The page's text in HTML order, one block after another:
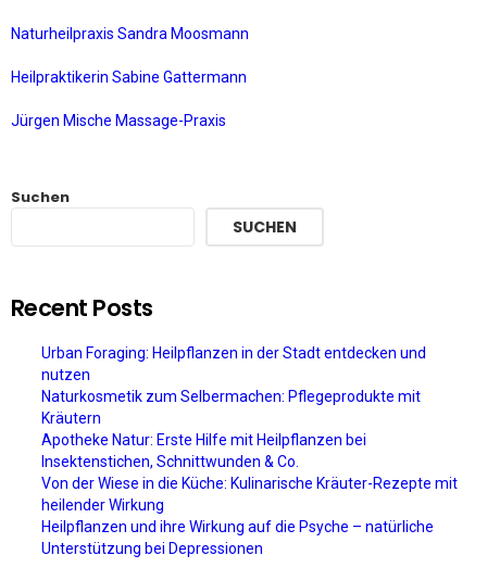
Naturheilpraxis Sandra Moosmann
Heilpraktikerin Sabine Gattermann
Jürgen Mische Massage-Praxis
Suchen
SUCHEN
Recent Posts
Urban Foraging: Heilpflanzen in der Stadt entdecken und
nutzen
Naturkosmetik zum Selbermachen: Pflegeprodukte mit
Kräutern
Apotheke Natur: Erste Hilfe mit Heilpflanzen bei
Insektenstichen, Schnittwunden & Co.
Von der Wiese in die Küche: Kulinarische Kräuter-Rezepte mit
heilender Wirkung
Heilpflanzen und ihre Wirkung auf die Psyche – natürliche
Unterstützung bei Depressionen